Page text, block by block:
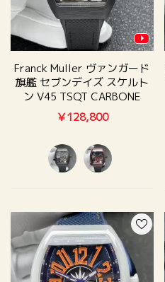
Franck Muller ヴァンガード
旗艦 セブンデイズ スケルト
ン V45 TSQT CARBONE
￥128,800